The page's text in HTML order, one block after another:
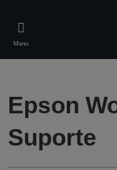
main
content
Menu
Epson
Suporte